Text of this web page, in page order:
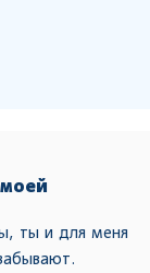
ты и для меня